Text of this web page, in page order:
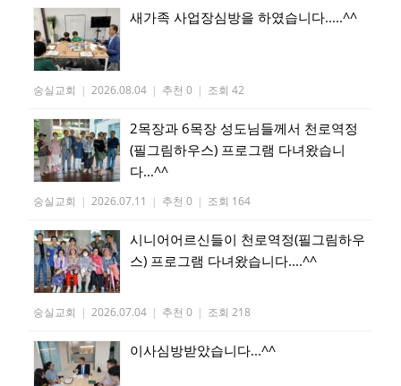
새가족 사업장심방을 하였습니다.....^^
숭실교회 | 2026.08.04 | 추천 0 | 조회 42
2목장과 6목장 성도님들께서 천로역정
(필그림하우스) 프로그램 다녀왔습니
다...^^
숭실교회 | 2026.07.11 | 추천 0 | 조회 164
시니어어르신들이 천로역정(필그림하우
스) 프로그램 다녀왔습니다....^^
숭실교회 | 2026.07.04 | 추천 0 | 조회 218
이사심방받았습니다...^^